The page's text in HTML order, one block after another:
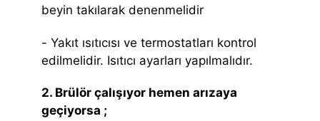
beyin takılarak denenmelidir
- Yakıt ısıtıcısı ve termostatları kontrol
edilmelidir. Isıtıcı ayarları yapılmalıdır.
2. Brülör çalışıyor hemen arızaya
geçiyorsa ;